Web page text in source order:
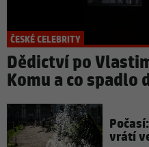
ČESKÉ CELEBRITY
Dědictví po
Komu a co spadlo
vrátí